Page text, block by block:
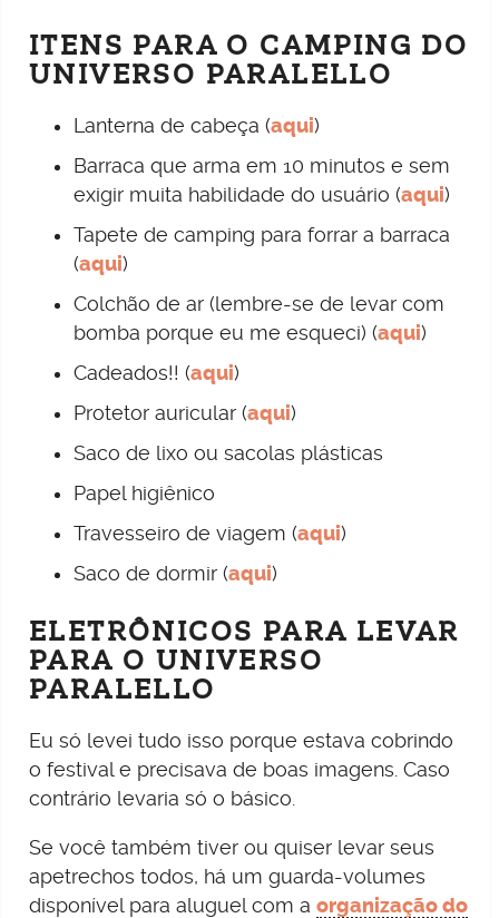
ITENS PARA O CAMPING DO
UNIVERSO PARALELLO
Lanterna de cabeça (aqui)
Barraca que arma em 10 minutos e sem
exigir muita habilidade do usuário (aqui)
Tapete de camping para forrar a barraca
(aqui)
Colchão de ar (lembre-se de levar com
bomba porque eu me esqueci) (aqui)
Cadeados!! (aqui)
Protetor auricular (aqui)
Saco de lixo ou sacolas plásticas
Papel higiênico
Travesseiro de viagem (aqui)
Saco de dormir (aqui)
ELETRÔNICOS PARA LEVAR
PARA O UNIVERSO
PARALELLO
Eu só levei tudo isso porque estava cobrindo
o festival e precisava de boas imagens. Caso
contrário levaria só o básico.
Se você também tiver ou quiser levar seus
apetrechos todos, há um guarda-volumes
disponível para aluguel com a organização do